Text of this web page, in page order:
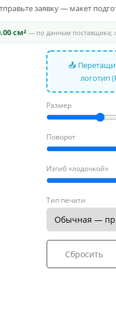
заявку — макет
см²— по данным поставщика;
📤
логотип
Размер
Поворот
Изгиб «лодочкой»
Тип печати
Сбросить